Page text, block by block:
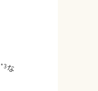
*3な